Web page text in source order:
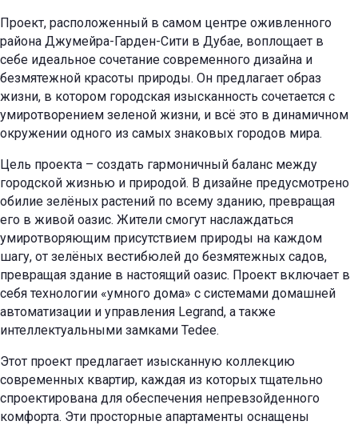
Проект, расположенный в самом центре оживленного
района Джумейра-Гарден-Сити в Дубае, воплощает в
себе идеальное сочетание современного дизайна и
безмятежной красоты природы. Он предлагает образ
жизни, в котором городская изысканность сочетается с
умиротворением зеленой жизни, и всё это в динамичном
окружении одного из самых знаковых городов мира.
Цель проекта – создать гармоничный баланс между
городской жизнью и природой. В дизайне предусмотрено
обилие зелёных растений по всему зданию, превращая
его в живой оазис. Жители смогут наслаждаться
умиротворяющим присутствием природы на каждом
шагу, от зелёных вестибюлей до безмятежных садов,
превращая здание в настоящий оазис. Проект включает в
себя технологии «умного дома» с системами домашней
автоматизации и управления Legrand, а также
интеллектуальными замками Tedee.
Этот проект предлагает изысканную коллекцию
современных квартир, каждая из которых тщательно
спроектирована для обеспечения непревзойденного
комфорта. Эти просторные апартаменты оснащены